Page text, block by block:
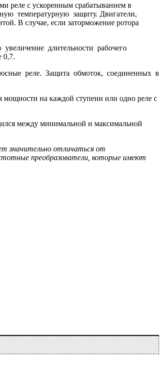
реле с ускоренным срабатыванием в
температурную защиту. Двигатели,
В случае, если заторможение ротора
длительности рабочего
0,7.
реле. Защита обмоток, соединенных в
мощности на каждой ступени или одно реле с
между минимальной и максимальной
значительно отличаться от
преобразователи, которые имеют